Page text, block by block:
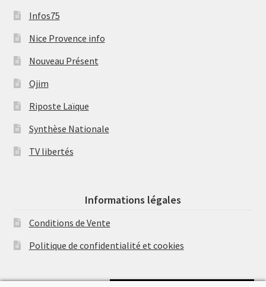
Infos75
Nice Provence info
Nouveau Présent
Ojim
Riposte Laïque
Synthèse Nationale
TV libertés
Informations légales
Conditions de Vente
Politique de confidentialité et cookies